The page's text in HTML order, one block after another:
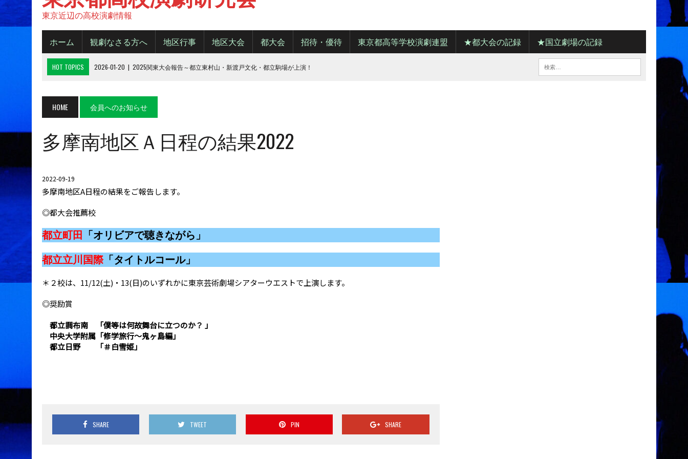
東京近辺の高校演劇情報
ホーム 観劇なさる方へ 地区行事 地区大会 都大会 招待・優待 東京都高等学校演劇連盟 ★都大会の記録 ★国立劇場の記録
HOT TOPICS 2026-01-20 | 2025関東大会報告～都立東村山・新渡戸文化・都立駒場が上演！
2025-10-14 | 2025年 都大会の観劇について
2026-06-15 | 令和８年度城東地区新人デビューフェスティバル
HOME 会員へのお知らせ
多摩南地区Ａ日程の結果2022
2022-09-19
多摩南地区A日程の結果をご報告します。
◎都大会推薦校
都立町田 「オリビアで聴きながら」
都立立川国際「タイトルコール」
＊２校は、11/12(土)・13(日)のいずれかに東京芸術劇場シアターウエストで上演します。
◎奨励賞
都立調布南 「僕等は何故舞台に立つのか？ 」
中央大学附属「修学旅行～鬼ヶ島編」
都立日野 「＃白雪姫」
SHARE TWEET PIN SHARE